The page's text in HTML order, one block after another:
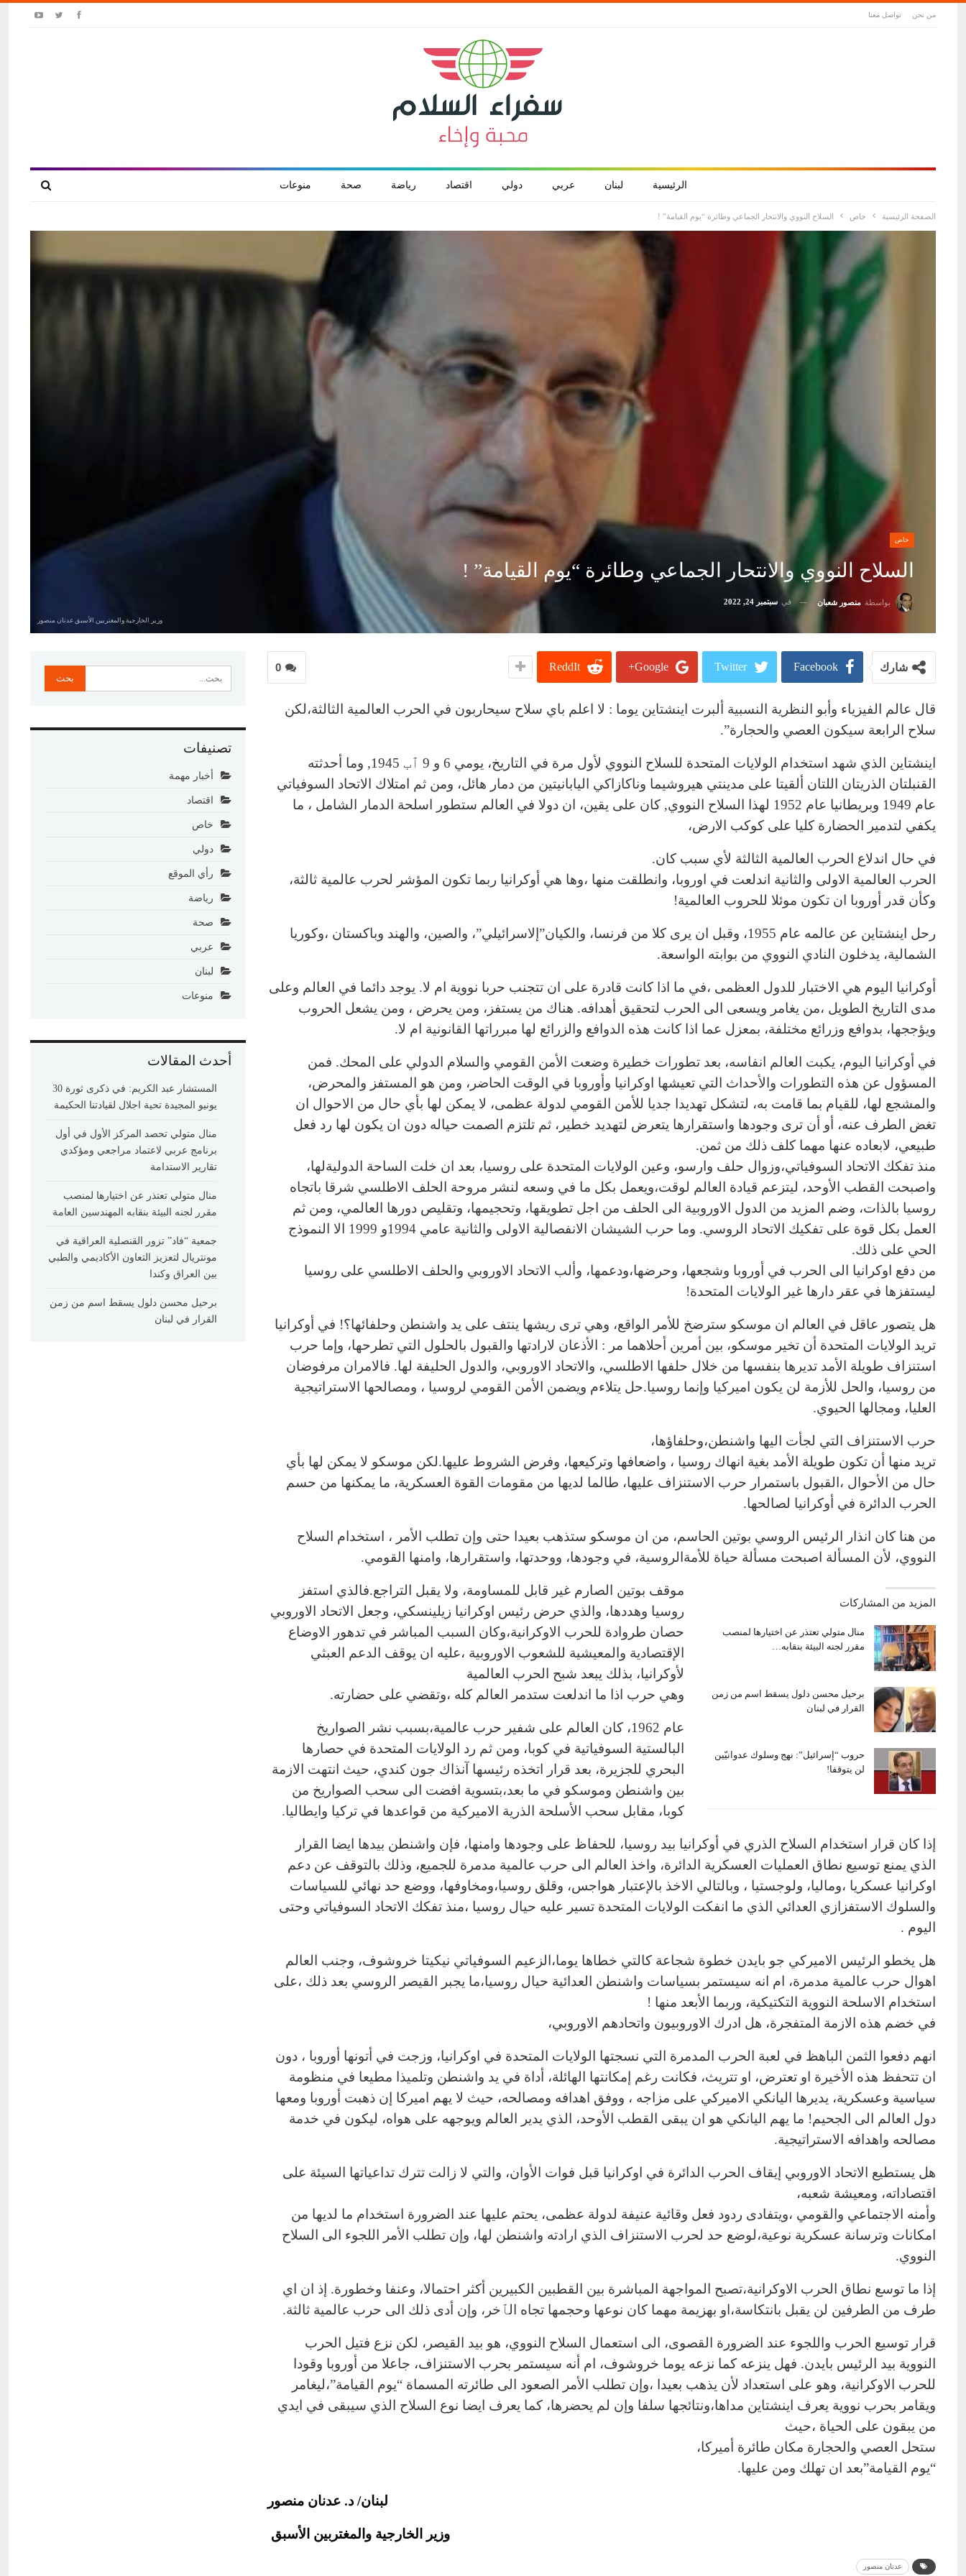
من نحن تواصل معنا
الرئيسية لبنان عربي دولي اقتصاد رياضة صحة منوعات
الصفحة الرئيسية خاص السلاح النووي والانتحار الجماعي وطائرة “يوم القيامة” !
خاص
السلاح النووي والانتحار الجماعي وطائرة “يوم القيامة” !
بواسطة منصور شعبان في سبتمبر 24, 2022
وزير الخارجية والمغتربين الأسبق عدنان منصور
0 شارك Facebook
Twitter
Google+
ReddIt
قال عالم الفيزياء وأبو النظرية النسبية ألبرت اينشتاين يوما : لا اعلم باي سلاح سيحاربون في الحرب العالمية الثالثة،لكن
سلاح الرابعة سيكون العصي والحجارة”.
اينشتاين الذي شهد استخدام الولايات المتحدة للسلاح النووي لأول مرة في التاريخ، يومي 6 و 9 ٱب 1945, وما أحدثته
القنبلتان الذريتان اللتان ألقيتا على مدينتي هيروشيما وناكازاكي اليابانيتين من دمار هائل، ومن ثم امتلاك الاتحاد السوفياتي
عام 1949 وبريطانيا عام 1952 لهذا السلاح النووي, كان على يقين، ان دولا في العالم ستطور اسلحة الدمار الشامل ، ما
يكفي لتدمير الحضارة كليا على كوكب الارض،
في حال اندلاع الحرب العالمية الثالثة لأي سبب كان.
الحرب العالمية الاولى والثانية اندلعت في اوروبا، وانطلقت منها ،وها هي أوكرانيا ربما تكون المؤشر لحرب عالمية ثالثة،
وكأن قدر أوروبا ان تكون موئلا للحروب العالمية!
رحل اينشتاين عن عالمه عام 1955، وقبل ان يرى كلا من فرنسا، والكيان”إلاسرائيلي”، والصين، والهند وباكستان ،وكوريا
الشمالية، يدخلون النادي النووي من بوابته الواسعة.
أوكرانيا اليوم هي الاختبار للدول العظمى ،في ما اذا كانت قادرة على ان تتجنب حربا نووية ام لا. يوجد دائما في العالم وعلى
مدى التاريخ الطويل ،من يغامر ويسعى الى الحرب لتحقيق أهدافه. هناك من يستفز، ومن يحرض ، ومن يشعل الحروب
ويؤججها، بدوافع وزرائع مختلفة، بمعزل عما اذا كانت هذه الدوافع والزرائع لها مبرراتها القانونية ام لا.
في أوكرانيا اليوم، يكبت العالم انفاسه، بعد تطورات خطيرة وضعت الأمن القومي والسلام الدولي على المحك. فمن
المسؤول عن هذه التطورات والأحداث التي تعيشها اوكرانيا وأوروبا في الوقت الحاضر، ومن هو المستفز والمحرض،
والمشجع لها، للقيام بما قامت به، لتشكل تهديدا جديا للأمن القومي لدولة عظمى، لا يمكن لها بأي حال من الاحوال ان
تغض الطرف عنه، أو أن ترى وجودها واستقرارها يتعرض لتهديد خطير، ثم تلتزم الصمت حياله دون ان يكون لها رد فعل
طبيعي، لابعاده عنها مهما كلف ذلك من ثمن.
منذ تفكك الاتحاد السوفياتي،وزوال حلف وارسو، وعين الولايات المتحدة على روسيا، بعد ان خلت الساحة الدوليةلها،
واصبحت القطب الأوحد، ليتزعم قيادة العالم لوقت،ويعمل بكل ما في وسعه لنشر مروحة الحلف الاطلسي شرقا باتجاه
روسيا بالذات، وضم المزيد من الدول الاوروبية الى الحلف من اجل تطويقها، وتحجيمها، وتقليص دورها العالمي، ومن ثم
العمل بكل قوة على تفكيك الاتحاد الروسي. وما حرب الشيشان الانفصالية الاولى والثانية عامي 1994و 1999 الا النموذج
الحي على ذلك.
من دفع اوكرانيا الى الحرب في أوروبا وشجعها، وحرضها،ودعمها، وألب الاتحاد الاوروبي والحلف الاطلسي على روسيا
ليستفزها في عقر دارها غير الولايات المتحدة!
هل يتصور عاقل في العالم ان موسكو سترضخ للأمر الواقع، وهي ترى ريشها ينتف على يد واشنطن وحلفائها؟! في أوكرانيا
تريد الولايات المتحدة أن تخير موسكو، بين أمرين أحلاهما مر : الأذعان لارادتها والقبول بالحلول التي تطرحها، وإما حرب
استنزاف طويلة الأمد تديرها بنفسها من خلال حلفها الاطلسي، والاتحاد الاوروبي، والدول الحليفة لها. فالامران مرفوضان
من روسيا، والحل للأزمة لن يكون اميركيا وإنما روسيا.حل يتلاءم ويضمن الأمن القومي لروسيا ، ومصالحها الاستراتيجية
العليا، ومجالها الحيوي.
حرب الاستنزاف التي لجأت اليها واشنطن،وحلفاؤها،
تريد منها أن تكون طويلة الأمد بغية انهاك روسيا ، واضعافها وتركيعها، وفرض الشروط عليها.لكن موسكو لا يمكن لها بأي
حال من الأحوال ،القبول باستمرار حرب الاستنزاف عليها، طالما لديها من مقومات القوة العسكرية، ما يمكنها من حسم
الحرب الدائرة في أوكرانيا لصالحها.
من هنا كان انذار الرئيس الروسي بوتين الحاسم، من ان موسكو ستذهب بعيدا حتى وإن تطلب الأمر ، استخدام السلاح
النووي، لأن المسألة اصبحت مسألة حياة للأمةالروسية، في وجودها، ووحدتها، واستقرارها، وامنها القومي.
المزيد من المشاركات
منال متولي تعتذر عن اختيارها لمنصب
مقرر لجنه البيئة بنقابه…
برحيل محسن دلول يسقط اسم من زمن
القرار في لبنان
حروب “إسرائيل”: نهج وسلوك عدوانيّين
لن يتوقفا!
موقف بوتين الصارم غير قابل للمساومة، ولا يقبل التراجع.فالذي استفز
روسيا وهددها، والذي حرض رئيس اوكرانيا زيلينسكي، وجعل الاتحاد الاوروبي
حصان طروادة للحرب الاوكرانية،وكان السبب المباشر في تدهور الاوضاع
الإقتصادية والمعيشية للشعوب الاوروبية ،عليه ان يوقف الدعم العبثي
لأوكرانيا، بذلك يبعد شبح الحرب العالمية
وهي حرب اذا ما اندلعت ستدمر العالم كله ،وتقضي على حضارته.
عام 1962، كان العالم على شفير حرب عالمية،بسبب نشر الصواريخ
البالستية السوفياتية في كوبا، ومن ثم رد الولايات المتحدة في حصارها
البحري للجزيرة، بعد قرار اتخذه رئيسها آنذاك جون كندي، حيث انتهت الازمة
بين واشنطن وموسكو في ما بعد،بتسوية افضت الى سحب الصواريخ من
كوبا، مقابل سحب الأسلحة الذرية الاميركية من قواعدها في تركيا وايطاليا.
إذا كان قرار استخدام السلاح الذري في أوكرانيا بيد روسيا، للحفاظ على وجودها وامنها، فإن واشنطن بيدها ايضا القرار
الذي يمنع توسيع نطاق العمليات العسكرية الدائرة، واخذ العالم الى حرب عالمية مدمرة للجميع، وذلك بالتوقف عن دعم
اوكرانيا عسكريا ،وماليا، ولوجستيا ، وبالتالي الاخذ بالإعتبار هواجس، وقلق روسيا،ومخاوفها، ووضع حد نهائي للسياسات
والسلوك الاستفزازي العدائي الذي ما انفكت الولايات المتحدة تسير عليه حيال روسيا ،منذ تفكك الاتحاد السوفياتي وحتى
اليوم .
هل يخطو الرئيس الاميركي جو بايدن خطوة شجاعة كالتي خطاها يوما،الزعيم السوفياتي نيكيتا خروشوف، وجنب العالم
اهوال حرب عالمية مدمرة، ام انه سيستمر بسياسات واشنطن العدائية حيال روسيا،ما يجبر القيصر الروسي بعد ذلك ،على
استخدام الاسلحة النووية التكتيكية، وربما الأبعد منها !
في خضم هذه الازمة المتفجرة، هل ادرك الاوروبيون واتحادهم الاوروبي،
انهم دفعوا الثمن الباهظ في لعبة الحرب المدمرة التي نسجتها الولايات المتحدة في اوكرانيا، وزجت في أتونها أوروبا ، دون
ان تتحفظ هذه الأخيرة او تعترض، او تتريث، فكانت رغم إمكانتها الهائلة، أداة في يد واشنطن وتلميذا مطيعا في منظومة
سياسية وعسكرية، يديرها اليانكي الاميركي على مزاجه ، ووفق اهدافه ومصالحه، حيث لا يهم اميركا إن ذهبت أوروبا ومعها
دول العالم الى الجحيم! ما يهم اليانكي هو ان يبقى القطب الأوحد، الذي يدير العالم ويوجهه على هواه، ليكون في خدمة
مصالحه واهدافه الاستراتيجية.
هل يستطيع الاتحاد الاوروبي إيقاف الحرب الدائرة في اوكرانيا قبل فوات الأوان، والتي لا زالت تترك تداعياتها السيئة على
اقتصاداته، ومعيشة شعبه،
وأمنه الاجتماعي والقومي ،ويتفادى ردود فعل وقائية عنيفة لدولة عظمى، يحتم عليها عند الضرورة استخدام ما لديها من
امكانات وترسانة عسكرية نوعية،لوضع حد لحرب الاستنزاف الذي ارادته واشنطن لها، وإن تطلب الأمر اللجوء الى السلاح
النووي.
إذا ما توسع نطاق الحرب الاوكرانية،تصبح المواجهة المباشرة بين القطبين الكبيرين أكثر احتمالا، وعنفا وخطورة. إذ ان اي
طرف من الطرفين لن يقبل بانتكاسة،او بهزيمة مهما كان نوعها وحجمها تجاه الٱخر، وإن أدى ذلك الى حرب عالمية ثالثة.
قرار توسيع الحرب واللجوء عند الضرورة القصوى، الى استعمال السلاح النووي، هو بيد القيصر، لكن نزع فتيل الحرب
النووية بيد الرئيس بايدن. فهل ينزعه كما نزعه يوما خروشوف، ام أنه سيستمر بحرب الاستنزاف، جاعلا من أوروبا وقودا
للحرب الاوكرانية، وهو على استعداد لأن يذهب بعيدا ،وإن تطلب الأمر الصعود الى طائرته المسماة “يوم القيامة”،ليغامر
ويقامر بحرب نووية يعرف اينشتاين مداها،ونتائجها سلفا وإن لم يحضرها، كما يعرف ايضا نوع السلاح الذي سيبقى في ايدي
من يبقون على الحياة ،حيث
ستحل العصي والحجارة مكان طائرة أميركا،
“يوم القيامة”بعد ان تهلك ومن عليها.
لبنان/ د. عدنان منصور
وزير الخارجية والمغتربين الأسبق
عدنان منصور
تصنيفات
أخبار مهمة
اقتصاد
خاص
دولي
رأي الموقع
رياضة
صحة
عربي
لبنان
منوعات
أحدث المقالات
المستشار عبد الكريم: في ذكرى ثورة 30
يونيو المجيدة تحية اجلال لقيادتنا الحكيمة
منال متولي تحصد المركز الأول في أول
برنامج عربي لاعتماد مراجعي ومؤكدي
تقارير الاستدامة
منال متولي تعتذر عن اختيارها لمنصب
مقرر لجنه البيئة بنقابه المهندسين العامة
جمعية “فاد” تزور القنصلية العراقية في
مونتريال لتعزيز التعاون الأكاديمي والطبي
بين العراق وكندا
برحيل محسن دلول يسقط اسم من زمن
القرار في لبنان